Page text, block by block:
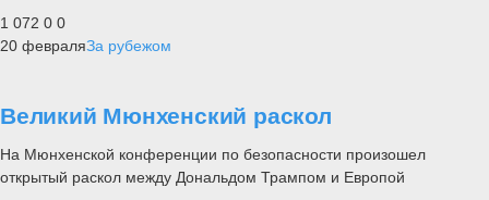
1 072 0 0
20 февраляЗа рубежом
Великий Мюнхенский раскол
На Мюнхенской конференции по безопасности произошел
открытый раскол между Дональдом Трампом и Европой